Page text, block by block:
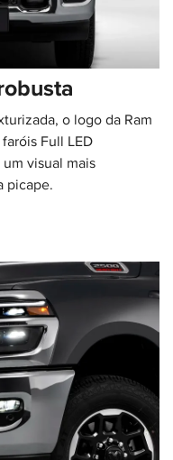
o logo da Ram
Full LED
visual mais
picape.